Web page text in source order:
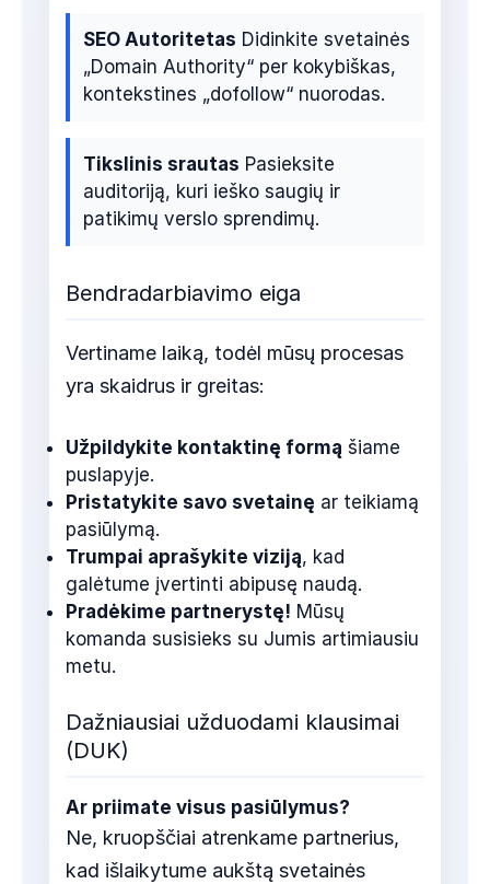
SEO Autoritetas Didinkite svetainės
„Domain Authority“ per kokybiškas,
kontekstines „dofollow“ nuorodas.
Tikslinis srautas Pasieksite
auditoriją, kuri ieško saugių ir
patikimų verslo sprendimų.
Bendradarbiavimo eiga
Vertiname laiką, todėl mūsų procesas
yra skaidrus ir greitas:
Užpildykite kontaktinę formą šiame
puslapyje.
Pristatykite savo svetainę ar teikiamą
pasiūlymą.
Trumpai aprašykite viziją, kad
galėtume įvertinti abipusę naudą.
Pradėkime partnerystę! Mūsų
komanda susisieks su Jumis artimiausiu
metu.
Dažniausiai užduodami klausimai
(DUK)
Ar priimate visus pasiūlymus?
Ne, kruopščiai atrenkame partnerius,
kad išlaikytume aukštą svetainės